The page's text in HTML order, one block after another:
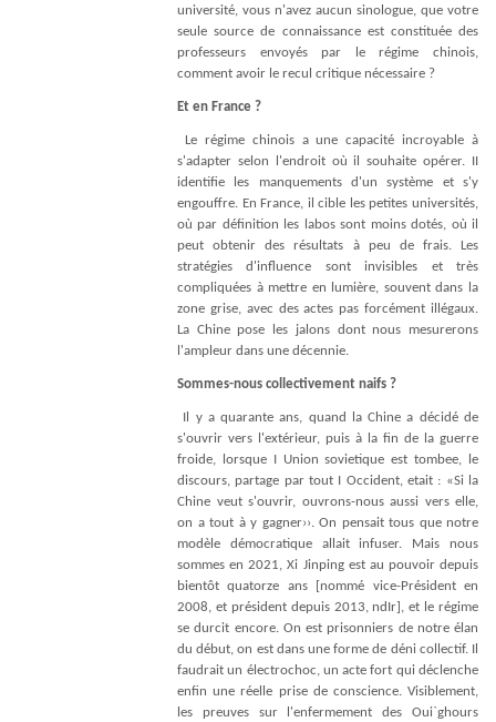
université, vous n'avez aucun sinologue, que votre
seule source de connaissance est constituée des
professeurs envoyés par le régime chinois,
comment avoir le recul critique nécessaire ?
Et en France ?
Le régime chinois a une capacité incroyable à
s'adapter selon l'endroit où il souhaite opérer. II
identiﬁe les manquements d'un système et s'y
engouffre. En France, il cible les petites universités,
où par déﬁnition les labos sont moins dotés, où il
peut obtenir des résultats à peu de frais. Les
stratégies d'inﬂuence sont invisibles et très
compliquées à mettre en lumière, souvent dans la
zone grise, avec des actes pas forcément illégaux.
La Chine pose les jalons dont nous mesurerons
l'ampleur dans une décennie.
Sommes-nous collectivement naifs ?
Il y a quarante ans, quand la Chine a décidé de
s'ouvrir vers l'extérieur, puis à la ﬁn de la guerre
froide, lorsque I Union sovietique est tombee, le
discours, partage par tout I Occident, etait : «Si la
Chine veut s'ouvrir, ouvrons-nous aussi vers elle,
on a tout à y gagner››. On pensait tous que notre
modèle démocratique allait infuser. Mais nous
sommes en 2021, Xi Jinping est au pouvoir depuis
bientôt quatorze ans [nommé vice-Président en
2008, et président depuis 2013, ndIr], et le régime
se durcit encore. On est prisonniers de notre élan
du début, on est dans une forme de déni collectif. Il
faudrait un électrochoc, un acte fort qui déclenche
enﬁn une réelle prise de conscience. Visiblement,
les preuves sur l'enfermement des Oui`ghours